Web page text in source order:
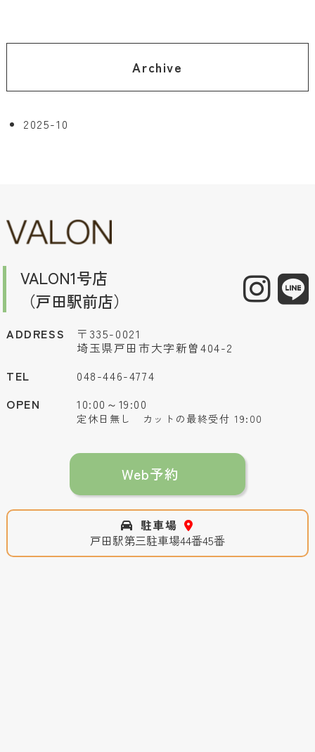
Archive
2025-10
VALON1号店
（戸田駅前店）
ADDRESS
〒335-0021
埼玉県戸田市大字新曽404-2
TEL
048-446-4774
OPEN
10:00～19:00
定休日無し カットの最終受付 19:00
Web予約
駐車場
戸田駅第三駐車場44番45番